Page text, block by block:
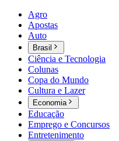
Agro
Apostas
Auto
Brasil
Ciência e Tecnologia
Colunas
Copa do Mundo
Cultura e Lazer
Economia
Educação
Emprego e Concursos
Entretenimento